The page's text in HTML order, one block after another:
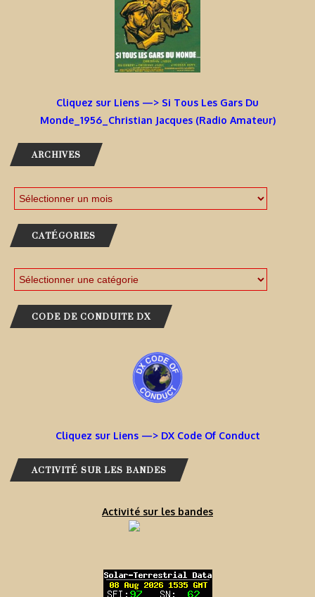
Cliquez sur Liens —> Si Tous Les Gars Du
Monde_1956_Christian Jacques (Radio Amateur)
ARCHIVES
CATÉGORIES
CODE DE CONDUITE DX
Cliquez sur Liens —> DX Code Of Conduct
ACTIVITÉ SUR LES BANDES
Activité sur les bandes